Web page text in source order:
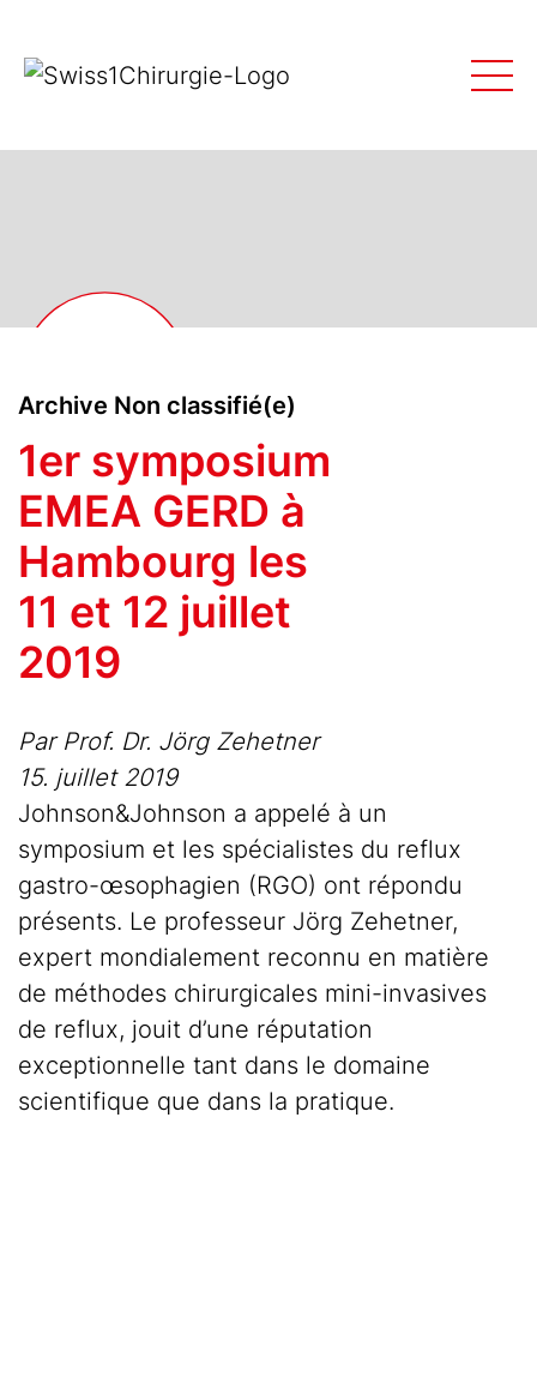
Archive Non classifié(e)
1er symposium
EMEA GERD à
Hambourg les
11 et 12 juillet
2019
Par Prof. Dr. Jörg Zehetner
15. juillet 2019
Johnson&Johnson a appelé à un
symposium et les spécialistes du reflux
gastro-œsophagien (RGO) ont répondu
présents. Le professeur Jörg Zehetner,
expert mondialement reconnu en matière
de méthodes chirurgicales mini-invasives
de reflux, jouit d’une réputation
exceptionnelle tant dans le domaine
scientifique que dans la pratique.